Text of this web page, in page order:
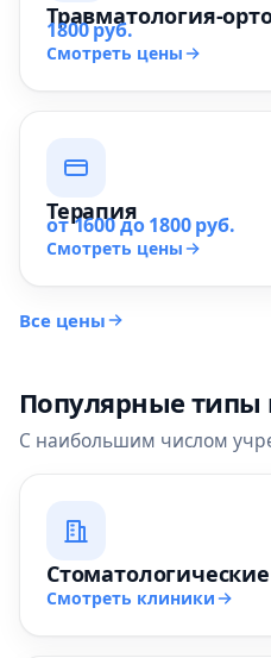
Травматология-
1800 руб.
Смотреть цены
Терапия
от 1600 до 1800 руб.
Смотреть цены
Все цены
Популярные типы
С наибольшим числом
Смотреть клиники